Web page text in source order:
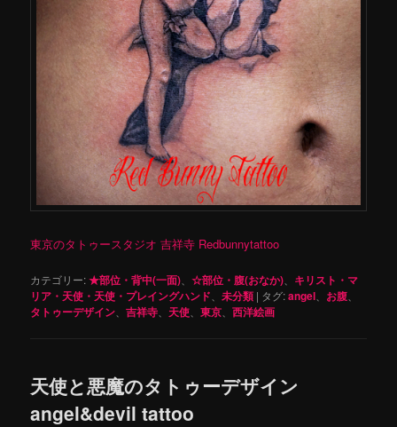
東京のタトゥースタジオ 吉祥寺 Redbunnytattoo
カテゴリー:★部位・背中(一面) 、☆部位・腹(おなか)
キリスト・マ
リア・天使・天使・プレイングハンド 、未分類 | タグ:angel お腹
タトゥーデザイン 、吉祥寺 天使 、東京 、西洋絵画
天使と悪魔のタトゥーデザイン
angel&devil tattoo